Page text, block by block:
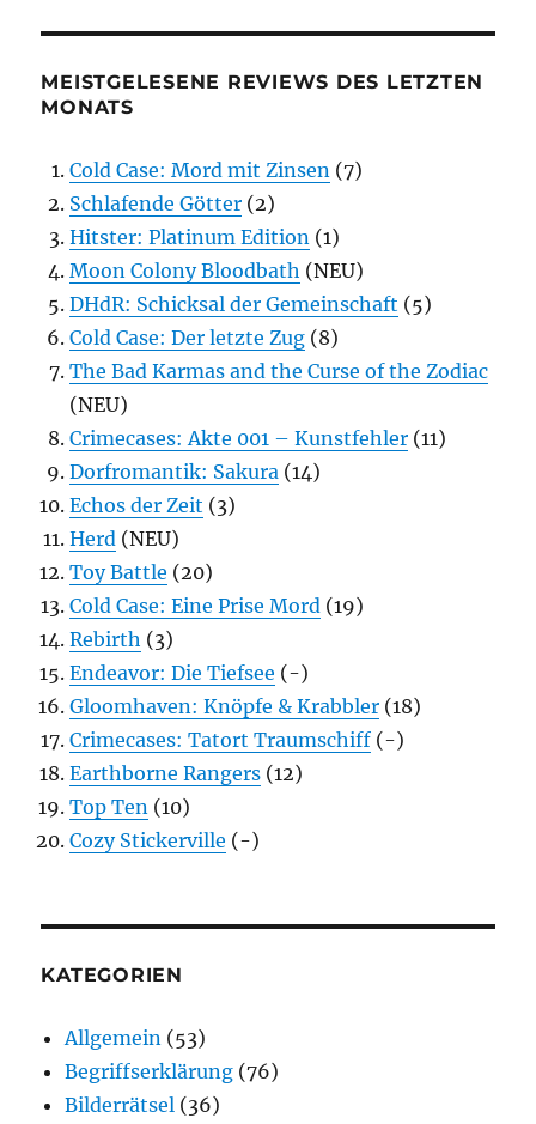
MEISTGELESENE REVIEWS DES LETZTEN
MONATS
Cold Case: Mord mit Zinsen (7)
Schlafende Götter (2)
Hitster: Platinum Edition (1)
Moon Colony Bloodbath (NEU)
DHdR: Schicksal der Gemeinschaft (5)
Cold Case: Der letzte Zug (8)
The Bad Karmas and the Curse of the Zodiac
(NEU)
Crimecases: Akte 001 – Kunstfehler (11)
Dorfromantik: Sakura (14)
Echos der Zeit (3)
Herd (NEU)
Toy Battle (20)
Cold Case: Eine Prise Mord (19)
Rebirth (3)
Endeavor: Die Tiefsee (-)
Gloomhaven: Knöpfe & Krabbler (18)
Crimecases: Tatort Traumschiff (-)
Earthborne Rangers (12)
Top Ten (10)
Cozy Stickerville (-)
KATEGORIEN
Allgemein (53)
Begriffserklärung (76)
Bilderrätsel (36)